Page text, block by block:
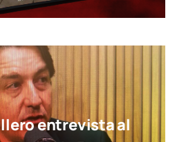
M&Dcon la cola­bo­ra­ción de